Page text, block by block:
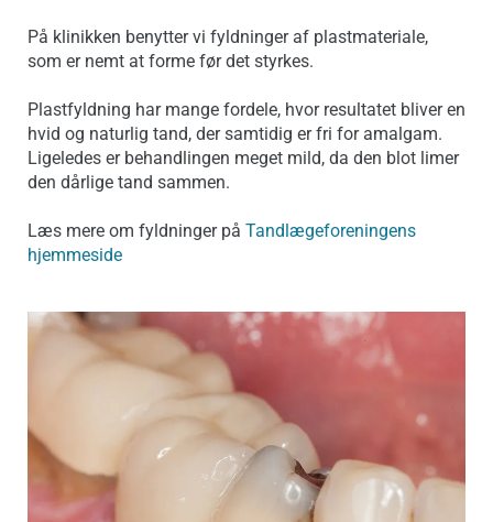
På klinikken benytter vi fyldninger af plastmateriale,
som er nemt at forme før det styrkes.
Plastfyldning har mange fordele, hvor resultatet bliver en
hvid og naturlig tand, der samtidig er fri for amalgam.
Ligeledes er behandlingen meget mild, da den blot limer
den dårlige tand sammen.
Læs mere om fyldninger på Tandlægeforeningens
hjemmeside